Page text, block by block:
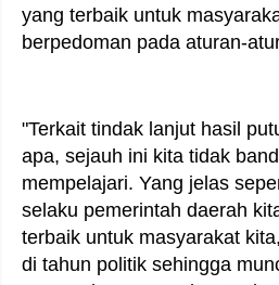
yang terbaik untuk
berpedoman pada aturan-
"Terkait tindak lanjut hasil
apa, sejauh ini kita tidak
mempelajari. Yang jelas
selaku pemerintah daerah
terbaik untuk masyarakat
di tahun politik sehingga